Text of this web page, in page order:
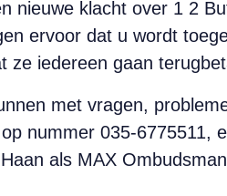
nieuwe klacht over 1 2
ervoor dat u wordt
ze iedereen gaan
met vragen,
nummer 035-6775511,
als MAX